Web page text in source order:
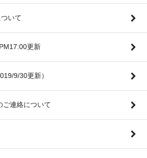
いて
更新
9/30更新）
ご連絡について